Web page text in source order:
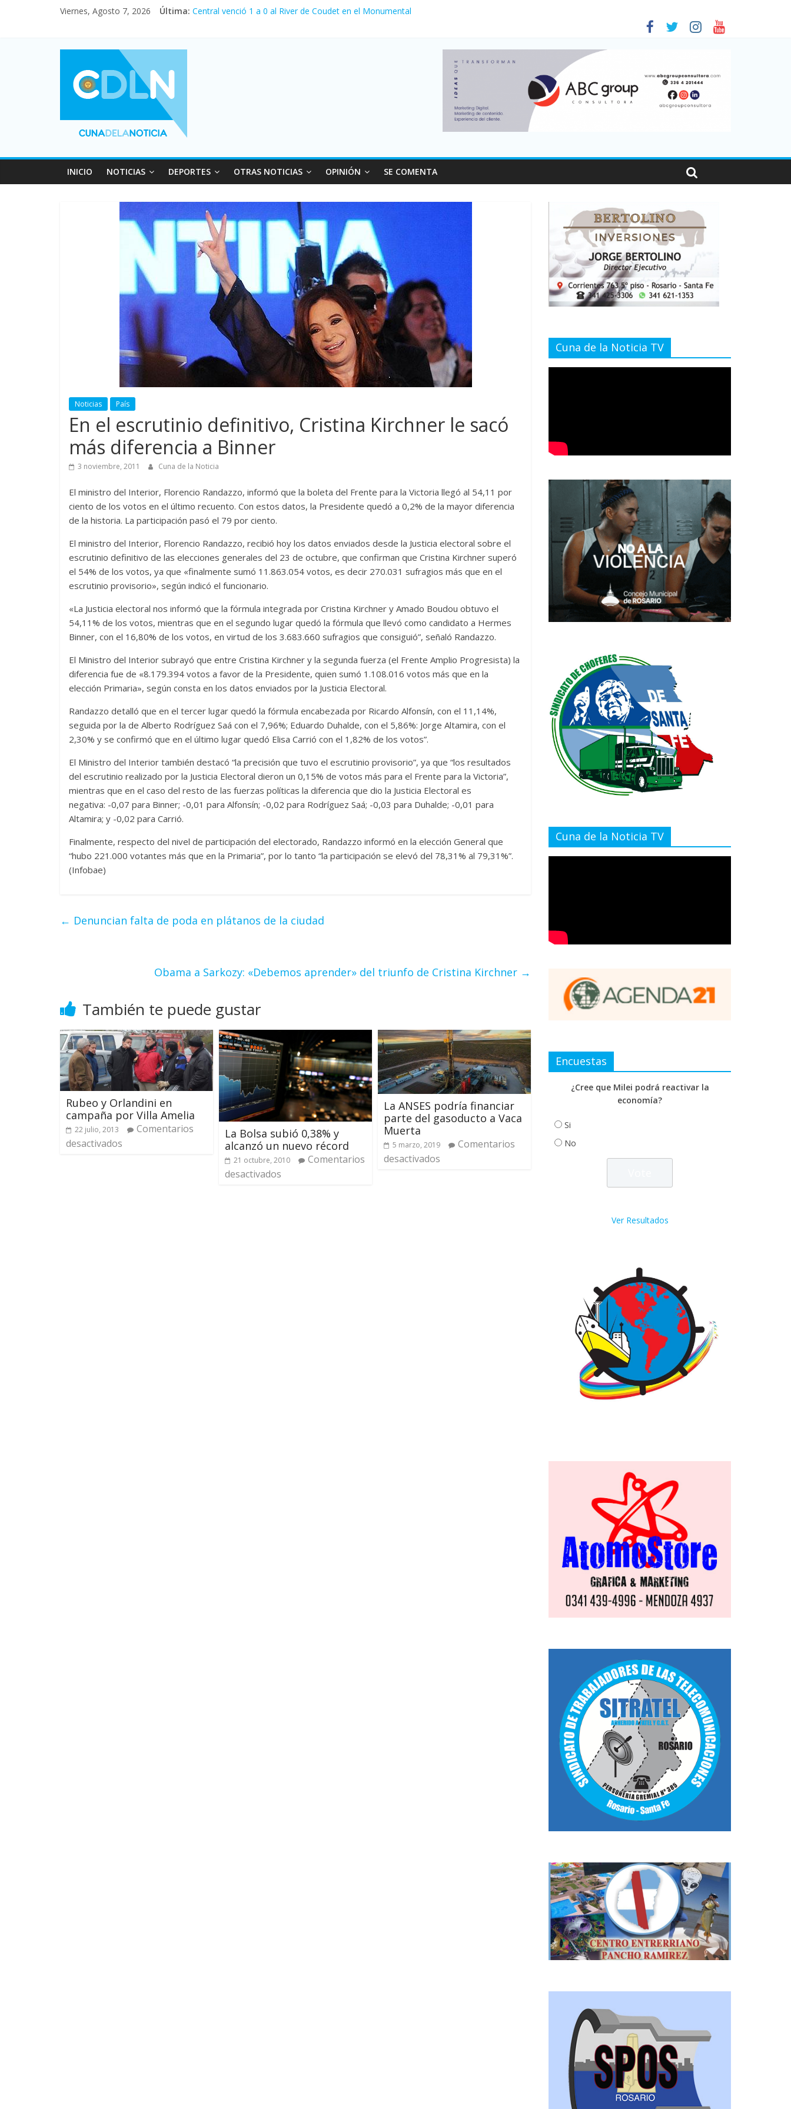
Viernes, Agosto 7, 2026 Última: Fuerte caída de la venta de autos usados en julio: bajó un 12,6% interanual
Desde que asumió Milei cerraron 41.000 kioscos: el sector denuncia crisis como en 2001
Vacaciones de invierno con más movimiento y consumo turístico: 4,6 millones de personas viajaron por el país, un 5,9% más que en 2025
INICIO NOTICIAS DEPORTES OTRAS NOTICIAS OPINIÓN SE COMENTA
Noticias País
En el escrutinio definitivo, Cristina Kirchner le sacó
más diferencia a Binner
3 noviembre, 2011 Cuna de la Noticia
El ministro del Interior, Florencio Randazzo, informó que la boleta del Frente para la Victoria llegó al 54,11 por
ciento de los votos en el último recuento. Con estos datos, la Presidente quedó a 0,2% de la mayor diferencia
de la historia. La participación pasó el 79 por ciento.
El ministro del Interior, Florencio Randazzo, recibió hoy los datos enviados desde la Justicia electoral sobre el
escrutinio definitivo de las elecciones generales del 23 de octubre, que confirman que Cristina Kirchner superó
el 54% de los votos, ya que «finalmente sumó 11.863.054 votos, es decir 270.031 sufragios más que en el
escrutinio provisorio», según indicó el funcionario.
«La Justicia electoral nos informó que la fórmula integrada por Cristina Kirchner y Amado Boudou obtuvo el
54,11% de los votos, mientras que en el segundo lugar quedó la fórmula que llevó como candidato a Hermes
Binner, con el 16,80% de los votos, en virtud de los 3.683.660 sufragios que consiguió”, señaló Randazzo.
El Ministro del Interior subrayó que entre Cristina Kirchner y la segunda fuerza (el Frente Amplio Progresista) la
diferencia fue de «8.179.394 votos a favor de la Presidente, quien sumó 1.108.016 votos más que en la
elección Primaria», según consta en los datos enviados por la Justicia Electoral.
Randazzo detalló que en el tercer lugar quedó la fórmula encabezada por Ricardo Alfonsín, con el 11,14%,
seguida por la de Alberto Rodríguez Saá con el 7,96%; Eduardo Duhalde, con el 5,86%: Jorge Altamira, con el
2,30% y se confirmó que en el último lugar quedó Elisa Carrió con el 1,82% de los votos”.
El Ministro del Interior también destacó “la precisión que tuvo el escrutinio provisorio”, ya que “los resultados
del escrutinio realizado por la Justicia Electoral dieron un 0,15% de votos más para el Frente para la Victoria”,
mientras que en el caso del resto de las fuerzas políticas la diferencia que dio la Justicia Electoral es
negativa: -0,07 para Binner; -0,01 para Alfonsín; -0,02 para Rodríguez Saá; -0,03 para Duhalde; -0,01 para
Altamira; y -0,02 para Carrió.
Finalmente, respecto del nivel de participación del electorado, Randazzo informó en la elección General que
“hubo 221.000 votantes más que en la Primaria”, por lo tanto “la participación se elevó del 78,31% al 79,31%”.
(Infobae)
← Denuncian falta de poda en plátanos de la ciudad
Obama a Sarkozy: «Debemos aprender» del triunfo de Cristina Kirchner →
También te puede gustar
Rubeo y Orlandini en
campaña por Villa Amelia
22 julio, 2013
Comentarios
desactivados
La Bolsa subió 0,38% y
alcanzó un nuevo récord
21 octubre, 2010
Comentarios
desactivados
La ANSES podría financiar
parte del gasoducto a Vaca
Muerta
5 marzo, 2019
Comentarios
desactivados
Cuna de la Noticia TV
Cuna de la Noticia TV
Encuestas
¿Cree que Milei podrá reactivar la
economía?
Si
No
Ver Resultados